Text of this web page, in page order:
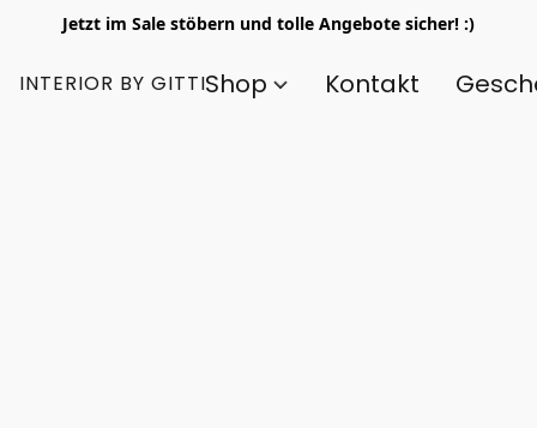
Jetzt im Sale stöbern und tolle Angebote sicher! :)
INTERIOR BY GITTIShop Kontakt